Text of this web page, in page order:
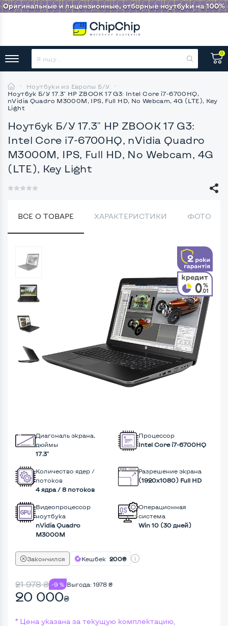
0
Ноутбуки из Европы Б/У
Ноутбук Б/У 17.3" HP ZBOOK 17 G3: Intel Core i7-6700HQ,
nVidia Quadro M3000M, IPS, Full HD, No Webcam, 4G (LTE), Key
Light
Ноутбук Б/У 17.3" HP ZBOOK 17 G3:
Intel Core i7-6700HQ, nVidia Quadro
M3000M, IPS, Full HD, No Webcam, 4G
(LTE), Key Light
ВСЕ О ТОВАРЕ ХАРАКТЕРИСТИКИ ФОТО
Диагональ экрана,
дюймы
17.3"
Процессор
Intel Core i7-6700HQ
Количество ядер /
потоков
4 ядра / 8 потоков
Разрешение экрана
(1920х1080) Full HD
Видеопроцессор
ноутбука
nVidia Quadro
M3000M
Операционная
система
Win 10 (30 дней)
Закончился Кешбек 200₴
21 978₴ -9 % Выгода: 1978 ₴
20 000₴
* Цена указана за текущую комплектацию,